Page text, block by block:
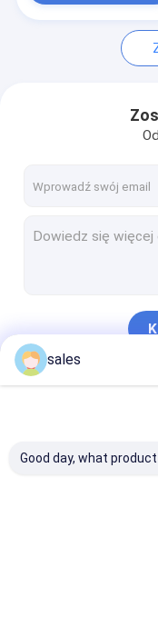
Złączki do rur
Kołnierz z rury
Bezszwowe rurki
Okrągły pręt
Odkuwki
sales
Good day, what